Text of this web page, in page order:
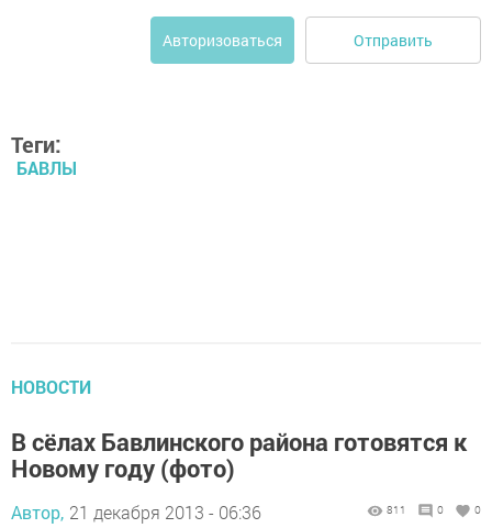
Авторизоваться Отправить
Теги:
БАВЛЫ
НОВОСТИ
В сёлах Бавлинского района готовятся к
Новому году (фото)
Автор, 21 декабря 2013 - 06:36 811 0 0